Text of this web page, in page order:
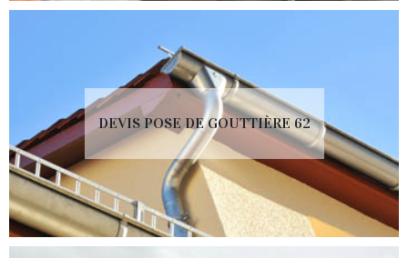
DEVIS POSE DE GOUTTIÈRE 62